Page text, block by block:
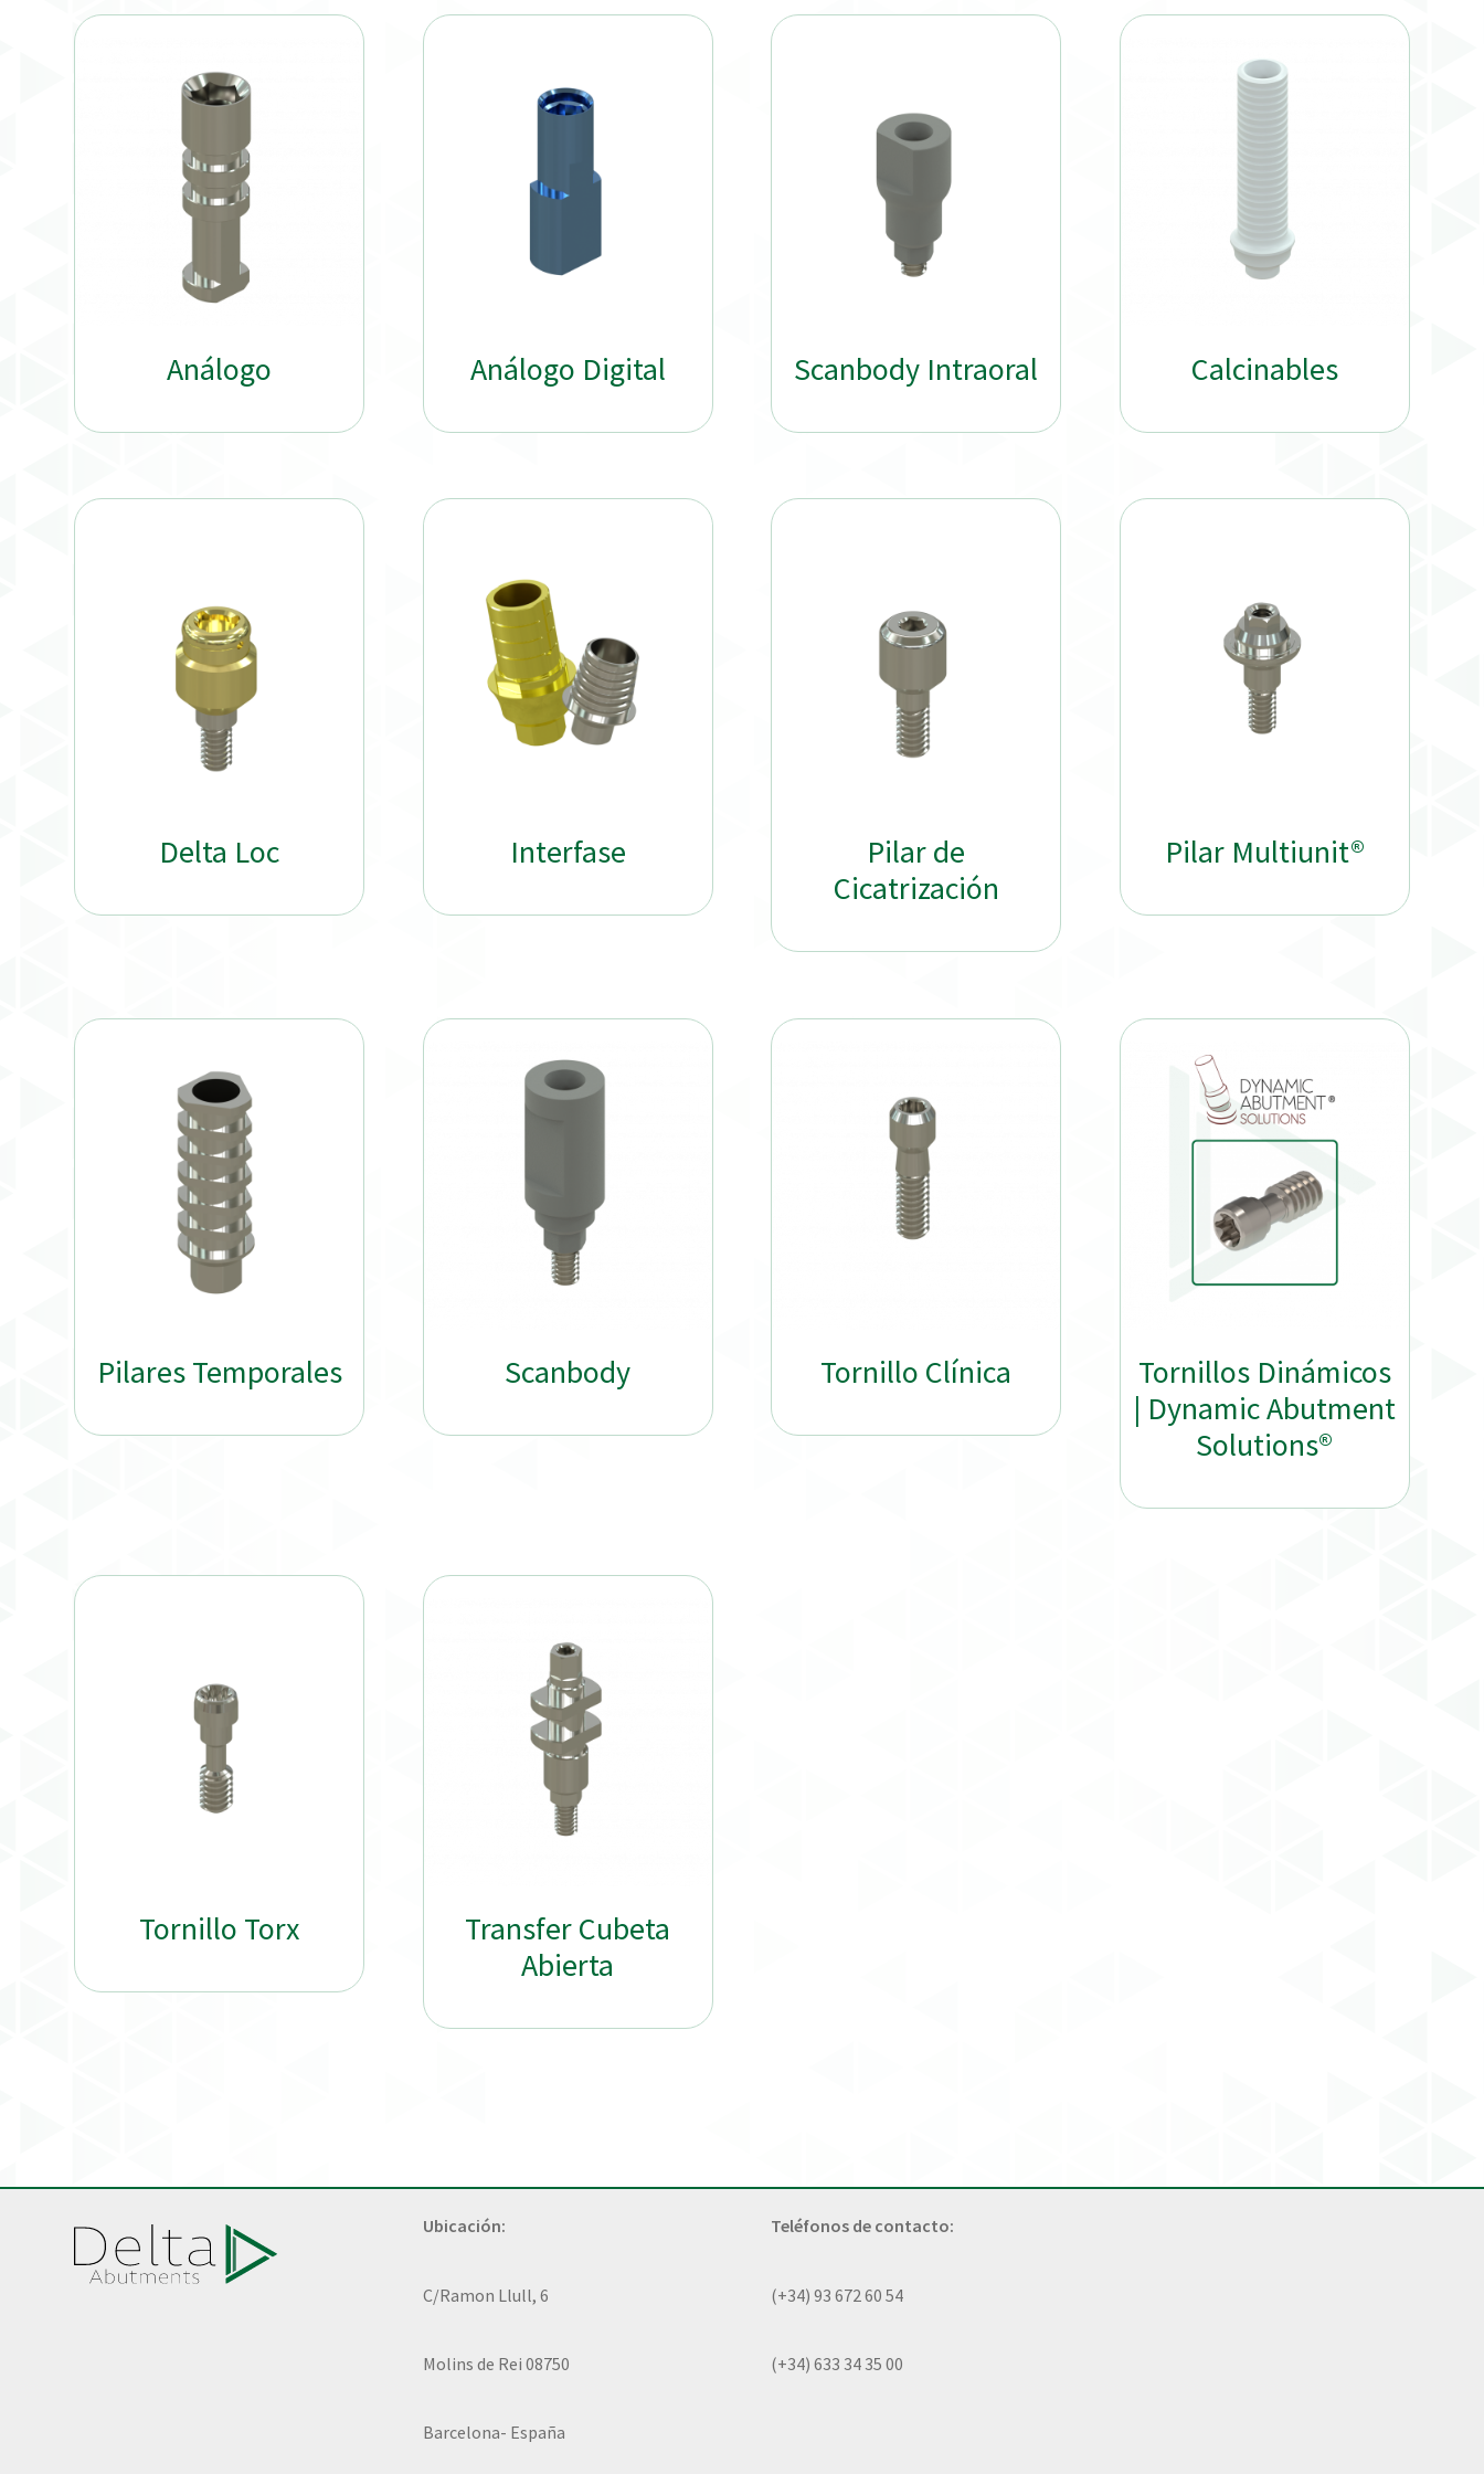
Análogo Análogo Digital Scanbody Intraoral Calcinables
Delta Loc Interfase
Pilar de
Cicatrización
Pilar Multiunit®
Pilares Temporales Scanbody Tornillo Clínica
Tornillos Dinámicos
| Dynamic Abutment
Solutions®
Tornillo Torx
Transfer Cubeta
Abierta
Ubicación:
C/Ramon Llull, 6
Molins de Rei 08750
Barcelona- España
Teléfonos de contacto:
(+34) 93 672 60 54
(+34) 633 34 35 00